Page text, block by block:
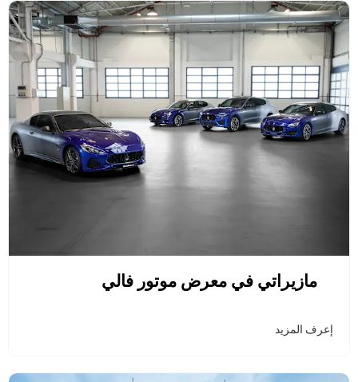
مازيراتي في معرض موتور فالي
إعرف المزيد